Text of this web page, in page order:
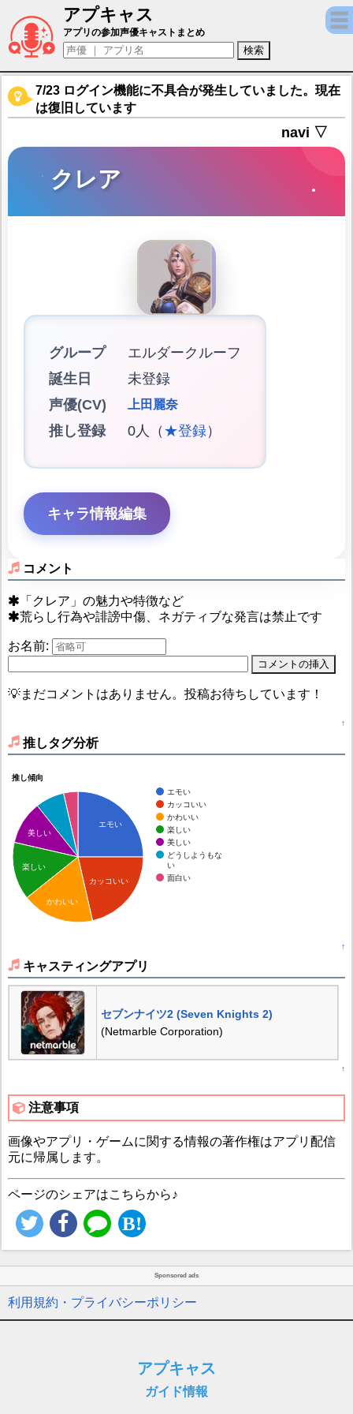
アプキャス
クレア（声優：上田麗奈)【セブンナイツ2
アプリの参加声優キャストまとめ
7/23 ログイン機能に不具合が発生していました。現在
は復旧しています
navi ▽
クレア
グループ
エルダークルーフ
誕生日
未登録
声優(CV)
上田麗奈
推し登録 0人（ ★登録）
キャラ情報編集
コメント
「クレア」の魅力や特徴など
荒らし行為や誹謗中傷、ネガティブな発言は禁止です
お名前:
💡まだコメントはありません。投稿お待ちしています！
↑
推しタグ分析
推し傾向
エモい
カッコいい
かわいい
楽しい
美しい
どうしようもな
い
面白い
エモい
カッコいい
美しい
楽しい
かわいい
↑
キャスティングアプリ
セブンナイツ2 (Seven Knights 2)
(Netmarble Corporation)
↑
注意事項
画像やアプリ・ゲームに関する情報の著作権はアプリ配信
元に帰属します。
ページのシェアはこちらから♪
Sponsored ads
利用規約・プライバシーポリシー
アプキャス
ガイド情報